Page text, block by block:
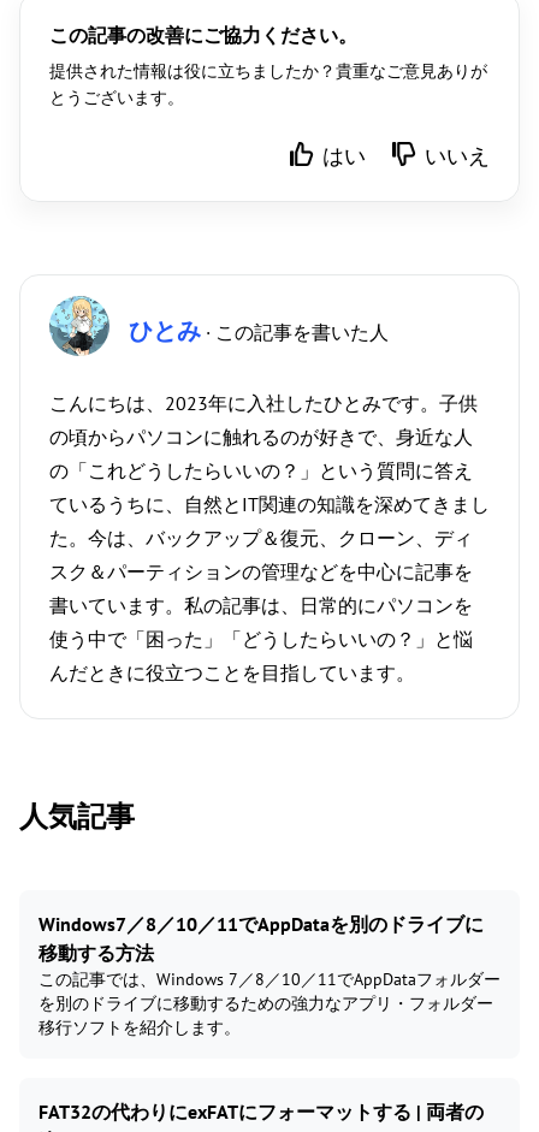
この記事の改善にご協力ください。
提供された情報は役に立ちましたか？貴重なご意見ありが
とうございます。
はい いいえ
ひとみ · この記事を書いた人
こんにちは、2023年に入社したひとみです。子供
の頃からパソコンに触れるのが好きで、身近な人
の「これどうしたらいいの？」という質問に答え
ているうちに、自然とIT関連の知識を深めてきまし
た。今は、バックアップ＆復元、クローン、ディ
スク＆パーティションの管理などを中心に記事を
書いています。私の記事は、日常的にパソコンを
使う中で「困った」「どうしたらいいの？」と悩
んだときに役立つことを目指しています。
人気記事
Windows7／8／10／11でAppDataを別のドライブに
移動する方法
この記事では、Windows 7／8／10／11でAppDataフォルダー
を別のドライブに移動するための強力なアプリ・フォルダー
移行ソフトを紹介します。
FAT32の代わりにexFATにフォーマットする | 両者の